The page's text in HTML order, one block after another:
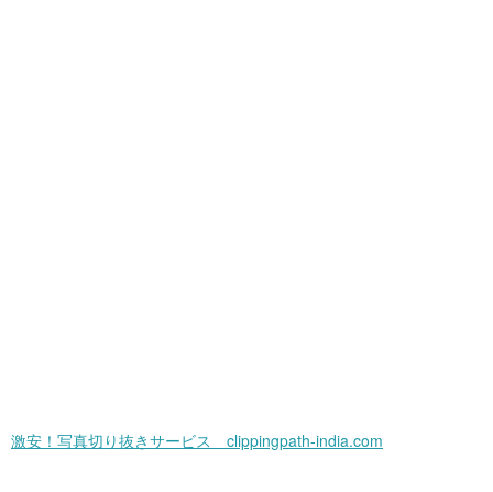
激安！写真切り抜きサービス clippingpath-india.com